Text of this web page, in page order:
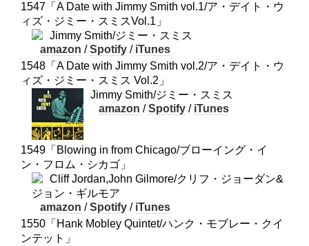
1547「A Date with Jimmy Smith vol.1/ア・デイト・ウ
ィズ・ジミー・スミスVol.1」
Jimmy Smith/ジミー・スミス
amazon /Spotify / iTunes
1548「A Date with Jimmy Smith vol.2/ア・デイト・ウ
ィズ・ジミー・スミス Vol.2」
Jimmy Smith/ジミー・スミス
amazon /Spotify / iTunes
1549「Blowing in from Chicago/ブローイング・イ
ン・フロム・シカゴ」
Cliff Jordan,John Gilmore/クリフ・ジョーダン&
ジョン・ギルモア
amazon /Spotify / iTunes
1550「Hank Mobley Quintet/ハンク・モブレー・クイ
ンテット」